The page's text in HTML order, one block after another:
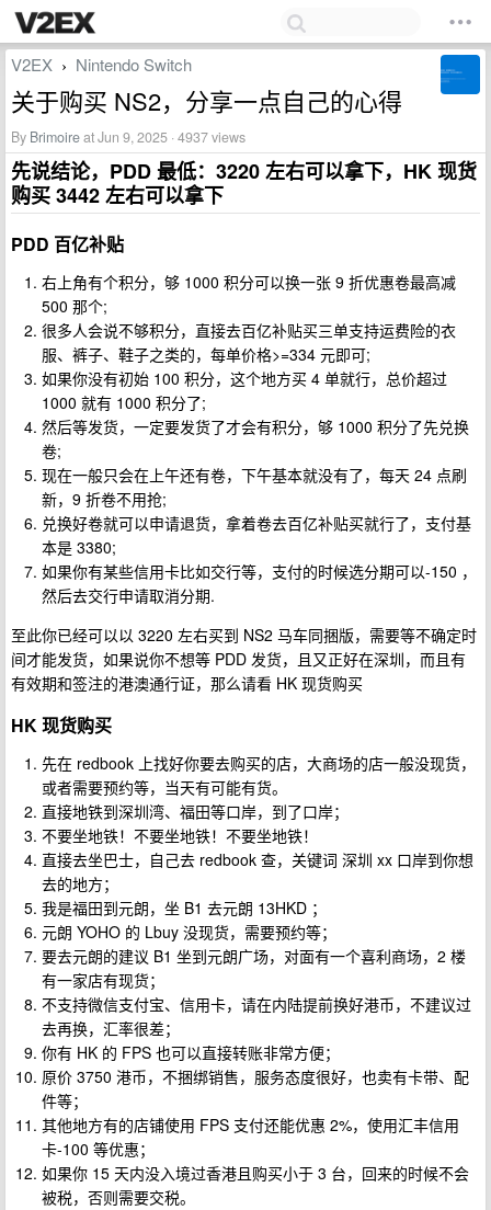
V2EX › Nintendo Switch
关于购买 NS2，分享一点自己的心得
By Brimoireat Jun 9, 2025 · 4937 views
先说结论，PDD 最低：3220 左右可以拿下，HK 现货
购买 3442 左右可以拿下
PDD 百亿补贴
右上角有个积分，够 1000 积分可以换一张 9 折优惠卷最高减
500 那个;
很多人会说不够积分，直接去百亿补贴买三单支持运费险的衣
服、裤子、鞋子之类的，每单价格>=334 元即可;
如果你没有初始 100 积分，这个地方买 4 单就行，总价超过
1000 就有 1000 积分了;
然后等发货，一定要发货了才会有积分，够 1000 积分了先兑换
卷;
现在一般只会在上午还有卷，下午基本就没有了，每天 24 点刷
新，9 折卷不用抢;
兑换好卷就可以申请退货，拿着卷去百亿补贴买就行了，支付基
本是 3380;
如果你有某些信用卡比如交行等，支付的时候选分期可以-150 ，
然后去交行申请取消分期.
至此你已经可以以 3220 左右买到 NS2 马车同捆版，需要等不确定时
间才能发货，如果说你不想等 PDD 发货，且又正好在深圳，而且有
有效期和签注的港澳通行证，那么请看 HK 现货购买
HK 现货购买
先在 redbook 上找好你要去购买的店，大商场的店一般没现货，
或者需要预约等，当天有可能有货。
直接地铁到深圳湾、福田等口岸，到了口岸；
不要坐地铁！不要坐地铁！不要坐地铁！
直接去坐巴士，自己去 redbook 查，关键词 深圳 xx 口岸到你想
去的地方；
我是福田到元朗，坐 B1 去元朗 13HKD ；
元朗 YOHO 的 Lbuy 没现货，需要预约等；
要去元朗的建议 B1 坐到元朗广场，对面有一个喜利商场，2 楼
有一家店有现货；
不支持微信支付宝、信用卡，请在内陆提前换好港币，不建议过
去再换，汇率很差；
你有 HK 的 FPS 也可以直接转账非常方便；
原价 3750 港币，不捆绑销售，服务态度很好，也卖有卡带、配
件等；
其他地方有的店铺使用 FPS 支付还能优惠 2%，使用汇丰信用
卡-100 等优惠；
如果你 15 天内没入境过香港且购买小于 3 台，回来的时候不会
被税，否则需要交税。